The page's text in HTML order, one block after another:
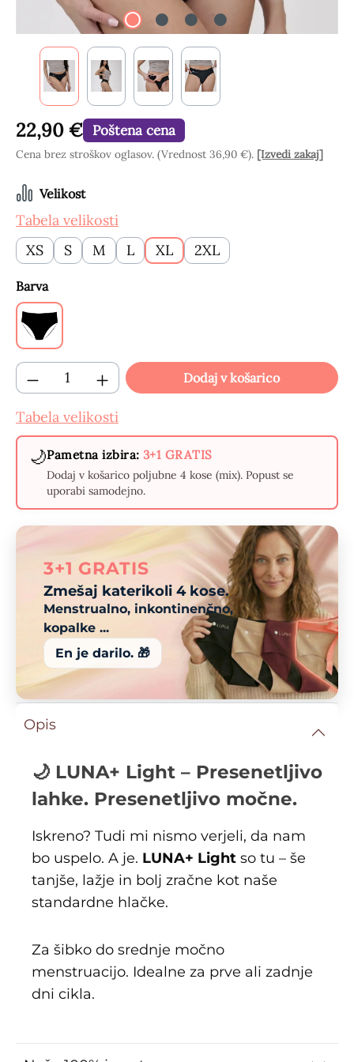
22,90 € Poštena cena
Cena brez stroškov oglasov. (Vrednost 36,90 €). [Izvedi zakaj]
Izberi
Velikost
Tabela velikosti
XS
S M L XL 2XL
Izberi
Barva
Črne
Količina izdelka: Vnesite želeno količino
Dodaj v košarico
Tabela velikosti
🌙Pametna izbira: 3+1 GRATIS
Dodaj v košarico poljubne 4 kose (mix). Popust se
uporabi samodejno.
3+1 GRATIS
Zmešaj katerikoli 4 kose.
Menstrualno, inkontinenčno,
kopalke ...
En je darilo. 🎁
Opis
🌙 LUNA+ Light – Presenetljivo
lahke. Presenetljivo močne.
Iskreno? Tudi mi nismo verjeli, da nam
bo uspelo. A je. LUNA+ Light so tu – še
tanjše, lažje in bolj zračne kot naše
standardne hlačke.
Za šibko do srednje močno
menstruacijo. Idealne za prve ali zadnje
dni cikla.